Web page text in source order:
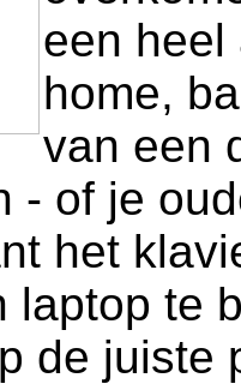
een heel
home,
van een
- of je
het
laptop te
de juiste